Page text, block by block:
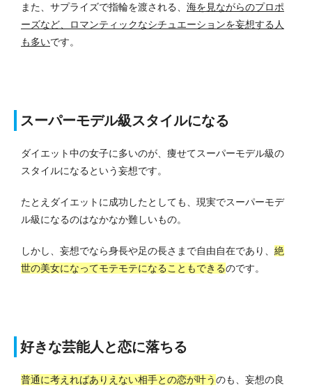
また、サプライズで指輪を渡される、 海を見ながらのプロポ
ーズなど、ロマンティックなシチュエーションを妄想する人
も多いです。
スーパーモデル級スタイルになる
ダイエット中の女子に多いのが、痩せてスーパーモデル級の
スタイルになるという妄想です。
たとえダイエットに成功したとしても、現実でスーパーモデ
ル級になるのはなかなか難しいもの。
しかし、妄想でなら身長や足の長さまで自由自在であり、 絶
世の美女になってモテモテになることもできるのです。
好きな芸能人と恋に落ちる
普通に考えればありえない相手との恋が叶うのも、妄想の良